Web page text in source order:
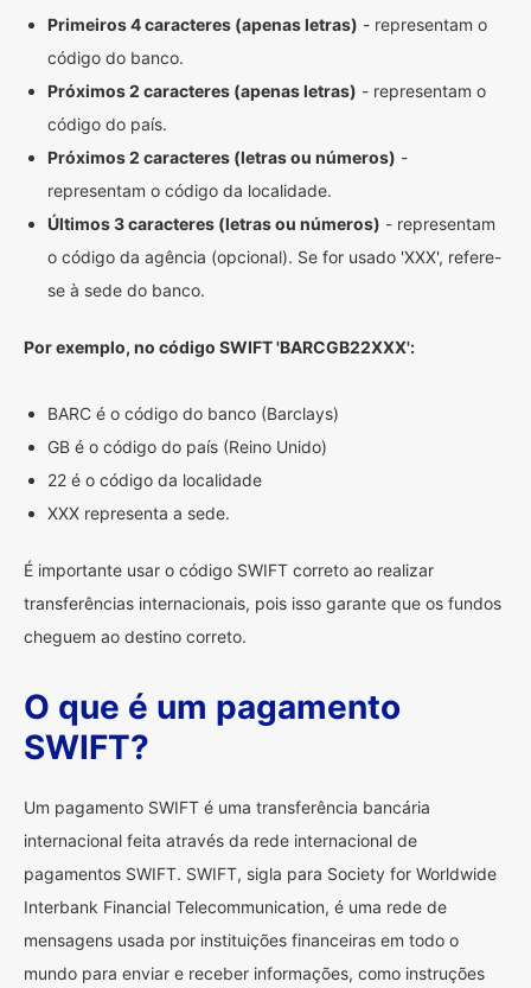
Primeiros 4 caracteres (apenas letras) - representam o
código do banco.
Próximos 2 caracteres (apenas letras) - representam o
código do país.
Próximos 2 caracteres (letras ou números) -
representam o código da localidade.
Últimos 3 caracteres (letras ou números) - representam
o código da agência (opcional). Se for usado 'XXX', refere-
se à sede do banco.
Por exemplo, no código SWIFT 'BARCGB22XXX':
BARC é o código do banco (Barclays)
GB é o código do país (Reino Unido)
22 é o código da localidade
XXX representa a sede.
É importante usar o código SWIFT correto ao realizar
transferências internacionais, pois isso garante que os fundos
cheguem ao destino correto.
O que é um pagamento
SWIFT?
Um pagamento SWIFT é uma transferência bancária
internacional feita através da rede internacional de
pagamentos SWIFT. SWIFT, sigla para Society for Worldwide
Interbank Financial Telecommunication, é uma rede de
mensagens usada por instituições financeiras em todo o
mundo para enviar e receber informações, como instruções